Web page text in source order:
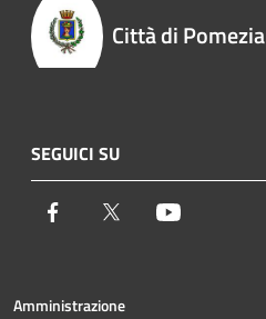
Città di Pomezia
SEGUICI SU
Facebook Twitter
Amministrazione